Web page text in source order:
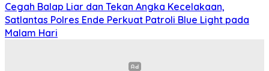
Cegah Balap Liar dan Tekan Angka Kecelakaan,
Satlantas Polres Ende Perkuat Patroli Blue Light pada
Malam Hari